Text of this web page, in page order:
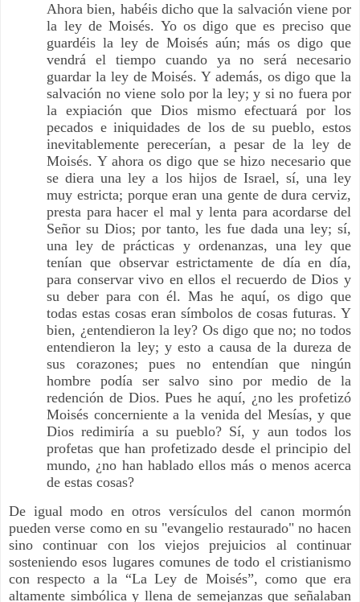
Ahora bien, habéis dicho que la salvación viene por
la ley de Moisés. Yo os digo que es preciso que
guardéis la ley de Moisés aún; más os digo que
vendrá el tiempo cuando ya no será necesario
guardar la ley de Moisés. Y además, os digo que la
salvación no viene solo por la ley; y si no fuera por
la expiación que Dios mismo efectuará por los
pecados e iniquidades de los de su pueblo, estos
inevitablemente perecerían, a pesar de la ley de
Moisés. Y ahora os digo que se hizo necesario que
se diera una ley a los hijos de Israel, sí, una ley
muy estricta; porque eran una gente de dura cerviz,
presta para hacer el mal y lenta para acordarse del
Señor su Dios; por tanto, les fue dada una ley; sí,
una ley de prácticas y ordenanzas, una ley que
tenían que observar estrictamente de día en día,
para conservar vivo en ellos el recuerdo de Dios y
su deber para con él. Mas he aquí, os digo que
todas estas cosas eran símbolos de cosas futuras. Y
bien, ¿entendieron la ley? Os digo que no; no todos
entendieron la ley; y esto a causa de la dureza de
sus corazones; pues no entendían que ningún
hombre podía ser salvo sino por medio de la
redención de Dios. Pues he aquí, ¿no les profetizó
Moisés concerniente a la venida del Mesías, y que
Dios redimiría a su pueblo? Sí, y aun todos los
profetas que han profetizado desde el principio del
mundo, ¿no han hablado ellos más o menos acerca
de estas cosas?
De igual modo en otros versículos del canon mormón
pueden verse como en su "evangelio restaurado" no hacen
sino continuar con los viejos prejuicios al continuar
sosteniendo esos lugares comunes de todo el cristianismo
con respecto a la “La Ley de Moisés”, como que era
altamente simbólica y llena de semejanzas que señalaban